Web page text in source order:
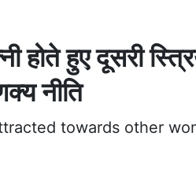
हुए दूसरी
नीति
towards other